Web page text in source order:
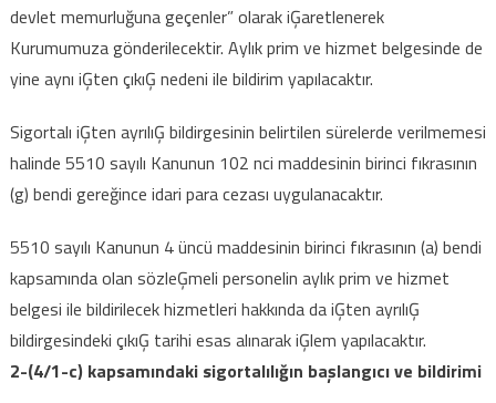
devlet memurluğuna geçenler” olarak iĢaretlenerek
Kurumumuza gönderilecektir. Aylık prim ve hizmet belgesinde de
yine aynı iĢten çıkıĢ nedeni ile bildirim yapılacaktır.
Sigortalı iĢten ayrılıĢ bildirgesinin belirtilen sürelerde verilmemesi
halinde 5510 sayılı Kanunun 102 nci maddesinin birinci fıkrasının
(g) bendi gereğince idari para cezası uygulanacaktır.
5510 sayılı Kanunun 4 üncü maddesinin birinci fıkrasının (a) bendi
kapsamında olan sözleĢmeli personelin aylık prim ve hizmet
belgesi ile bildirilecek hizmetleri hakkında da iĢten ayrılıĢ
bildirgesindeki çıkıĢ tarihi esas alınarak iĢlem yapılacaktır.
2-(4/1-c) kapsamındaki sigortalılığın başlangıcı ve bildirimi